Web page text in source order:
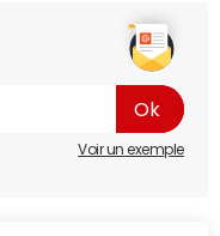
Voir un exemple